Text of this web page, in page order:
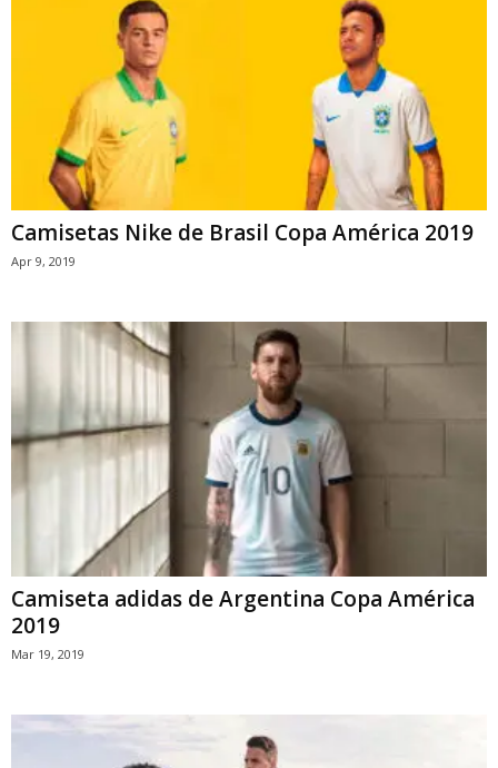
Camisetas Nike de Brasil Copa América 2019
Apr 9, 2019
Camiseta adidas de Argentina Copa América
2019
Mar 19, 2019